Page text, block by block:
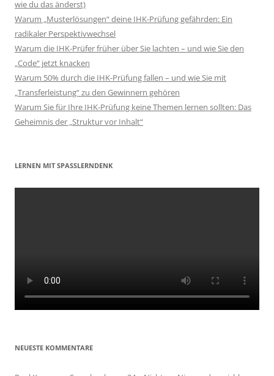
wie du das änderst)
Warum „Musterlösungen“ deine IHK-Prüfung gefährden: Ein
radikaler Perspektivwechsel
Warum die IHK-Prüfer früher über Sie lachten – und wie Sie den
„Code“ jetzt knacken
Warum 50% durch die IHK-Prüfung fallen – und wie Sie mit
„Transferleistung“ zu den Gewinnern gehören
Warum Sie für Ihre IHK-Prüfung keine Themen lernen sollten: Das
Geheimnis der „Struktur vor Inhalt“
LERNEN MIT SPASSLERNDENK
NEUESTE KOMMENTARE